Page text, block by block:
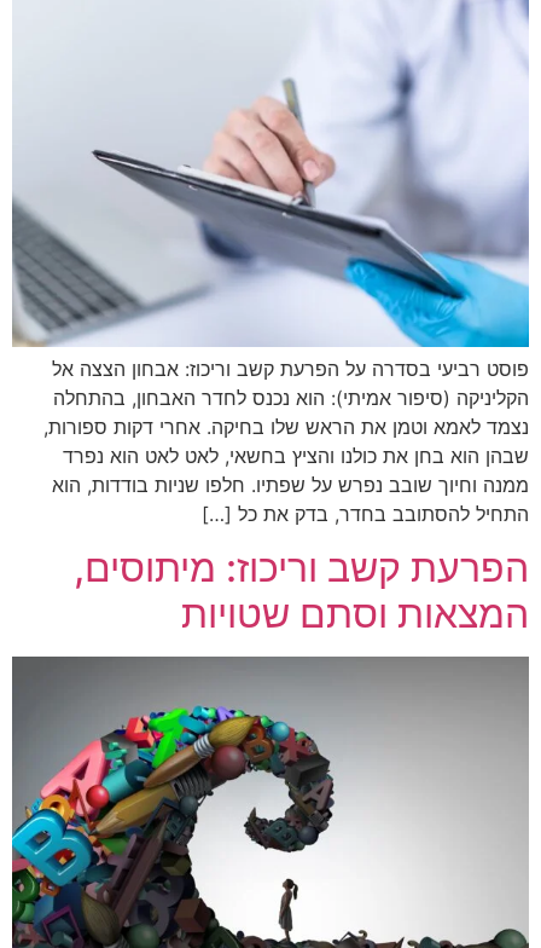
פוסט רביעי בסדרה על הפרעת קשב וריכוז: אבחון הצצה אל
הקליניקה (סיפור אמיתי): הוא נכנס לחדר האבחון, בהתחלה
נצמד לאמא וטמן את הראש שלו בחיקה. אחרי דקות ספורות,
שבהן הוא בחן את כולנו והציץ בחשאי, לאט לאט הוא נפרד
ממנה וחיוך שובב נפרש על שפתיו. חלפו שניות בודדות, הוא
התחיל להסתובב בחדר, בדק את כל […]
הפרעת קשב וריכוז: מיתוסים,
המצאות וסתם שטויות